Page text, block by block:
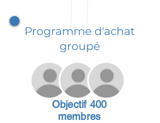
Programme d'achat
groupé
Objectif 400
membres